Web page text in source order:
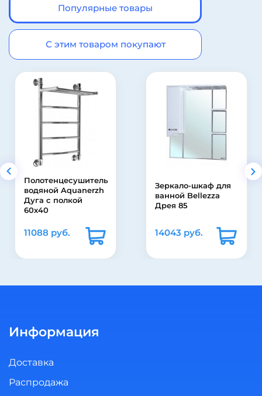
Популярные товары
С этим товаром покупают
Зеркало-шкаф для
ванной Bellezza
Дрея 85
14043 руб.
Акриловая ванна
Bas Мальта 170 см
28470 руб.
Информация
Доставка
Распродажа